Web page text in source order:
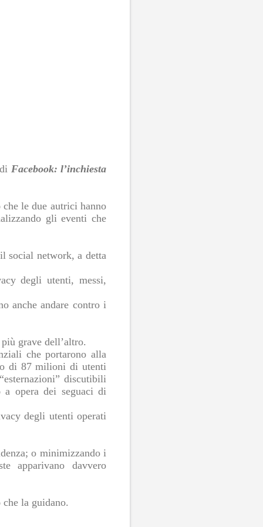
Facebook: l’inchiesta
le due autrici hanno
gli eventi che
social network, a detta
degli utenti, messi,
anche andare contro i
grave dell’altro.
che portarono alla
di 87 milioni di utenti
discutibili
a opera dei seguaci di
degli utenti operati
o minimizzando i
apparivano davvero
la guidano.